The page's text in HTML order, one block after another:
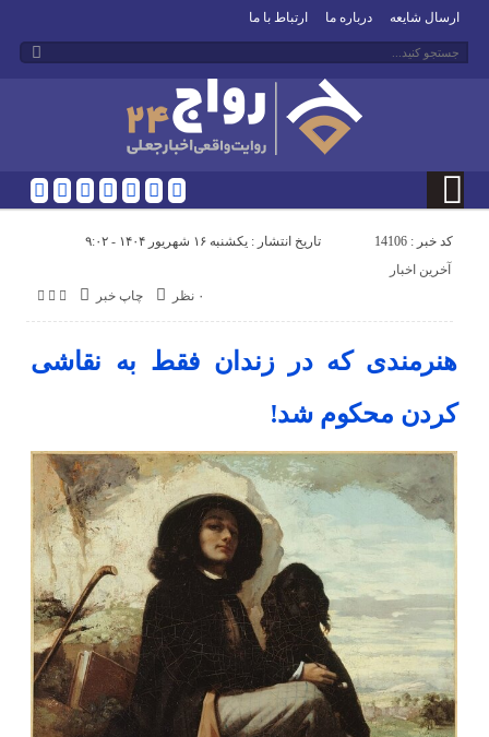
ارسال شایعه درباره ما ارتباط با ما
کد خبر : 14106 تاریخ انتشار : یکشنبه ۱۶ شهریور ۱۴۰۴ - ۹:۰۲
چاپ خبر ۰ نظر
آخرین اخبار
هنرمندی که در زندان فقط به نقاشی
کردن محکوم شد!